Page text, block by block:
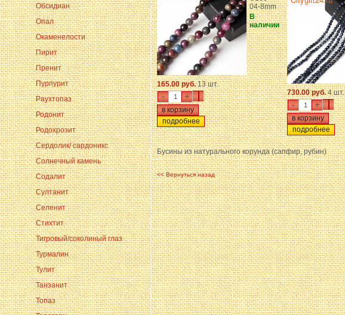
Обсидиан
Опал
Окаменелости
Пирит
Пренит
Пурпурит
Раухтопаз
Родонит
Родохрозит
Сердолик/ сардоникс
Солнечный камень
Содалит
Султанит
Селенит
Стихтит
Тигровый/соколиный глаз
Турмалин
Тулит
Танзанит
Топаз
04-8mm
В
наличии
165.00 руб.13 шт.
- +
подробнее
730.00 руб.4 шт.
- +
подробнее
Бусины из натурального корунда (сапфир, рубин)
<< Вернуться назад